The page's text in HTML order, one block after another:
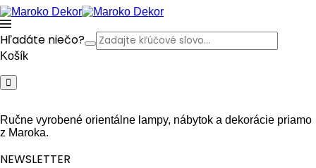
Hľadáte niečo?
Košík
Ručne vyrobené orientálne lampy, nábytok a dekorácie priamo
z Maroka.
NEWSLETTER